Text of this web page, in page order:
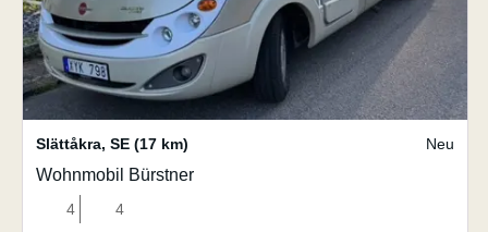
Slättåkra, SE (17 km) Neu
Wohnmobil Bürstner
4 4